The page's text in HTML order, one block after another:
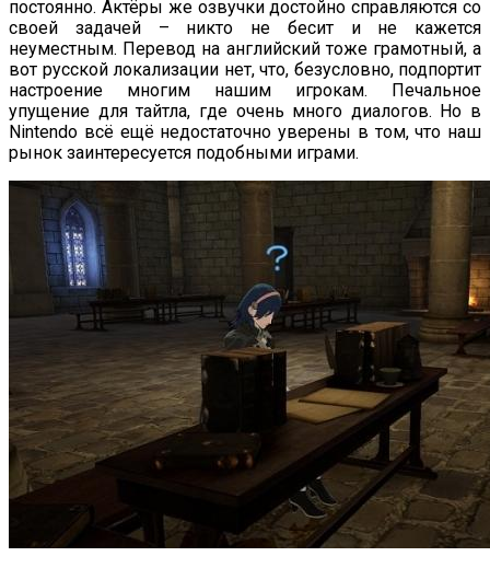
постоянно. Актёры же озвучки достойно справляются со
своей задачей – никто не бесит и не кажется
неуместным. Перевод на английский тоже грамотный, а
вот русской локализации нет, что, безусловно, подпортит
настроение многим нашим игрокам. Печальное
упущение для тайтла, где очень много диалогов. Но в
Nintendo всё ещё недостаточно уверены в том, что наш
рынок заинтересуется подобными играми.